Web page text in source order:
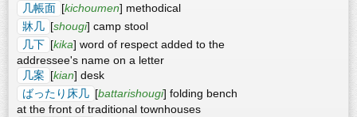
几帳面 [kichoumen] methodical
牀几 [shougi] camp stool
几下 [kika] word of respect added to the
addressee's name on a letter
几案 [kian] desk
ばったり床几 [battarishougi] folding bench
at the front of traditional townhouses